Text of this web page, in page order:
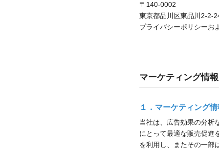
〒140-0002
東京都品川区東品川2-2-
プライバシーポリシーお
マーケティング情
１．マーケティング
当社は、広告効果の分析
にとって最適な販売促進
を利用し、またその一部